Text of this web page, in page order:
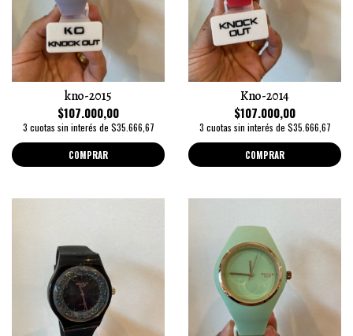
kno-2015
$107.000,00
3 cuotas sin interés de $35.666,67
COMPRAR
Kno-2014
$107.000,00
3 cuotas sin interés de $35.666,67
COMPRAR